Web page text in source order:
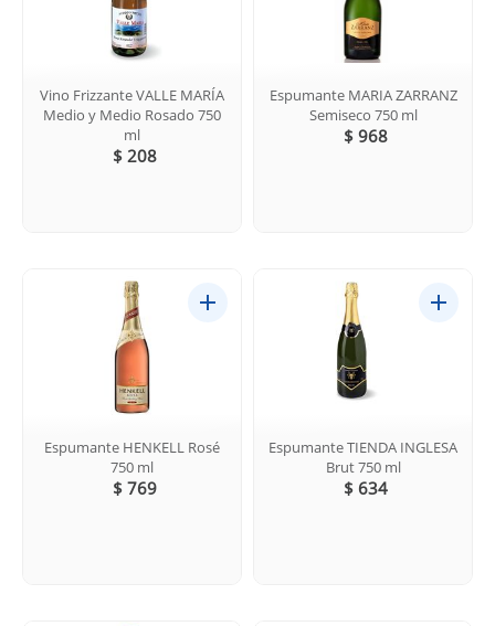
Vino Frizzante VALLE MARÍA
Medio y Medio Rosado 750
ml
$ 208
Espumante MARIA ZARRANZ
Semiseco 750 ml
$ 968
Espumante HENKELL Rosé
750 ml
$ 769
Espumante TIENDA INGLESA
Brut 750 ml
$ 634